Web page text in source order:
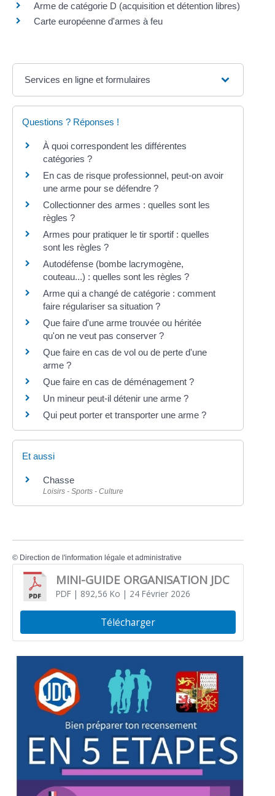
Arme de catégorie D (acquisition et détention libres)
Carte européenne d'armes à feu
Services en ligne et formulaires
Questions ? Réponses !
À quoi correspondent les différentes
catégories ?
En cas de risque professionnel, peut-on avoir
une arme pour se défendre ?
Collectionner des armes : quelles sont les
règles ?
Armes pour pratiquer le tir sportif : quelles
sont les règles ?
Autodéfense (bombe lacrymogène,
couteau...) : quelles sont les règles ?
Arme qui a changé de catégorie : comment
faire régulariser sa situation ?
Que faire d'une arme trouvée ou héritée
qu'on ne veut pas conserver ?
Que faire en cas de vol ou de perte d'une
arme ?
Que faire en cas de déménagement ?
Un mineur peut-il détenir une arme ?
Qui peut porter et transporter une arme ?
Et aussi
Chasse
Loisirs - Sports - Culture
© Direction de l'information légale et administrative
MINI-GUIDE ORGANISATION JDC
PDF| 892,56 Ko | 24 Février 2026
Télécharger